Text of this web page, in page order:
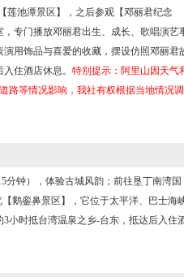
莲池潭景区】，之后参观【邓丽君纪念
专门播放邓丽君出生、成长、歌唱演艺
用饰品与喜爱的收藏，摆设仿照邓丽君
住酒店休息。 特别提示：阿里山因天气
路等情况影响，我社有权根据当地情况调
分钟），体验古城风韵；前往垦丁南湾国
鹅銮鼻景区】，它位于太平洋、巴士海
小时抵台湾温泉之乡-台东，抵达后入住